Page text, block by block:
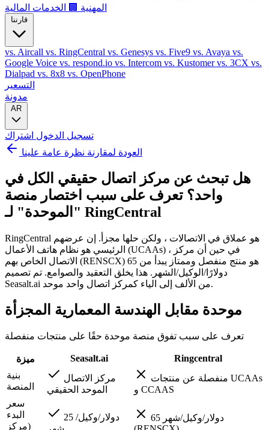
المهنية 🏢 الخدمات المالية
قارننا
vs. Aircall vs. RingCentral vs. Genesys vs. Five9 vs. Avaya vs.
Google Voice vs. respond.io vs. Intercom vs. Kustomervs. 3CX vs.
Dialpad vs. 8x8 vs. OpenPhone
التسعير
مدونة
AR
تسجيل الدخول اشتراك
العودة لمقارنة نظرة عامة علينا
هل تبحث عن مركز اتصال حقيقي الكل في
واحد؟ تعرف على سبب اختصار منصة
"الموحدة" لـ RingCentral
RingCentral هو عملاق في الاتصالات ، ولكن حلها مجزأ. إن عرضهم
الرئيسي هو نظام هاتف الأعمال (UCAAs) ، في حين أن مركز
الاتصال الخاص بهم (RENSCX) هو منتج منفصل وممتاز يبدأ من 65
دولارًا/الوكيل/الشهر. هذا يخلق التعقيد والصوامع. تم تصميم
Seasalt.ai من الألف إلى الياء كمركز اتصال واحد موحد.
موحدة مقابل الهندسة المعمارية المجزأة
تعرف على سبب تفوق منصة موحدة حقًا على منتجات منفصلة
ميزة Seasalt.ai
Ringcentral
بنية
المنصة
مركز الاتصال
الموحد الحقيقي
منفصلة عن منتجات UCAAs
و CCAAS
سعر
البدء
(مركز
25 دولار/وكيل/
65 دولار/وكيل/شهر